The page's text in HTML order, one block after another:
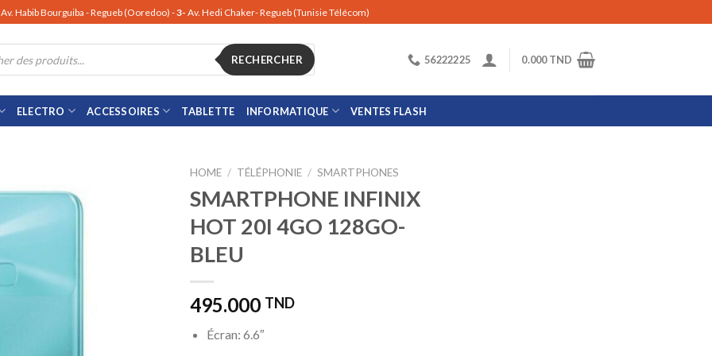
Av. Habib Bourguiba - Regueb (Ooredoo) -3- Av. Hedi Chaker- Regueb (Tunisie Télécom)
RECHERCHER 56222225 0.000TND
ELECTRO ACCESSOIRES TABLETTE INFORMATIQUE VENTES FLASH
HOME / TÉLÉPHONIE / SMARTPHONES
SMARTPHONE INFINIX
HOT 20I 4GO 128GO-
BLEU
495.000 TND
Écran: 6.6″